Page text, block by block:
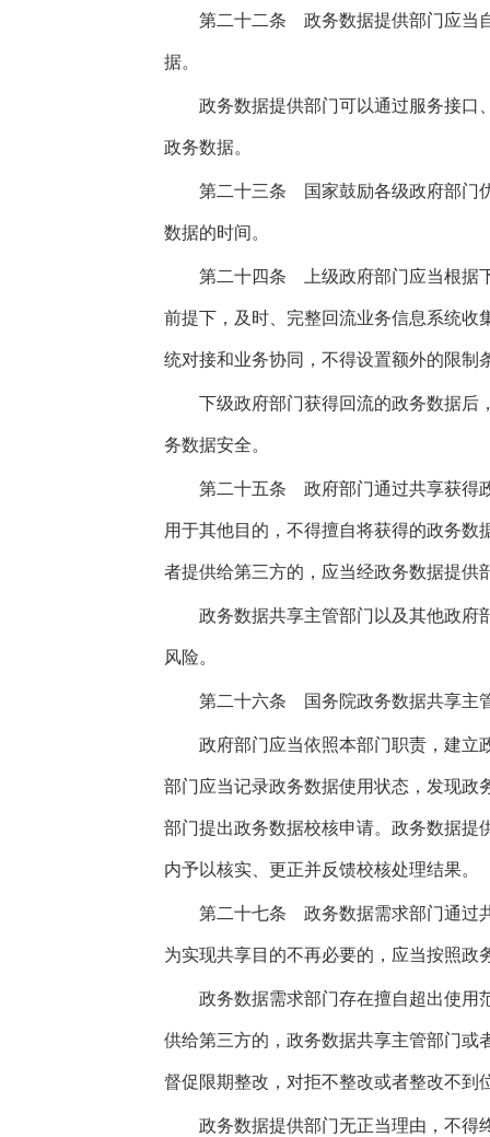
第二十二条 政务数据提供部门应当
据。
政务数据提供部门可以通过服务接口
政务数据。
第二十三条 国家鼓励各级政府部门
数据的时间。
第二十四条 上级政府部门应当根据
前提下，及时、完整回流业务信息系统收
统对接和业务协同，不得设置额外的限制
下级政府部门获得回流的政务数据后
务数据安全。
第二十五条 政府部门通过共享获得
用于其他目的，不得擅自将获得的政务
者提供给第三方的，应当经政务数据提供
政务数据共享主管部门以及其他政府
风险。
第二十六条 国务院政务数据共享主
政府部门应当依照本部门职责，建立
部门应当记录政务数据使用状态，发现政
部门提出政务数据校核申请。政务数据提
内予以核实、更正并反馈校核处理结果。
第二十七条 政务数据需求部门通过
为实现共享目的不再必要的，应当按照政
政务数据需求部门存在擅自超出使用
供给第三方的，政务数据共享主管部门或
督促限期整改，对拒不整改或者整改不到
政务数据提供部门无正当理由，不得